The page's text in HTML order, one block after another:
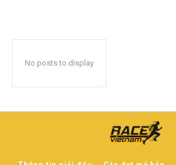
No posts to display